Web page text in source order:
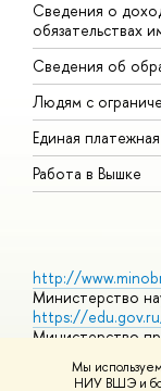
Мы
НИУ ВШЭ и
Сведения о
обязательствах
Сведения об
Людям с
Единая
Работа в Вышке
http://
Министерство
https://
Министерство
https://
Массовые